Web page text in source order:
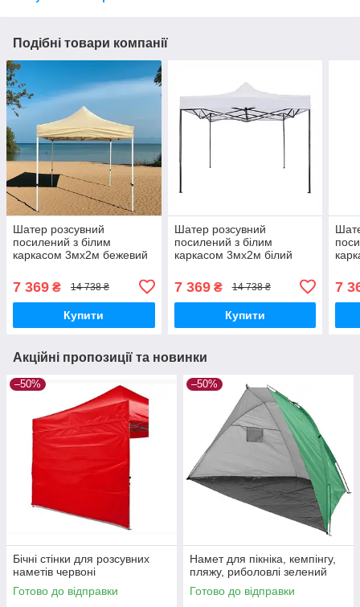
Подібні товари компанії
Шатер розсувний
посилений з білим
каркасом 3мх2м бежевий
7 369 ₴ 14 738 ₴
Купити
Шатер розсувний
посилений з білим
каркасом 3мх2м білий
7 369₴ 14 738 ₴
Купити
7
Акційні пропозиції та новинки
–50%
Бічні стінки для розсувних
наметів червоні
Готово до відправки
–50%
Намет для пікніка, кемпінгу,
пляжу, риболовлі зелений
Готово до відправки